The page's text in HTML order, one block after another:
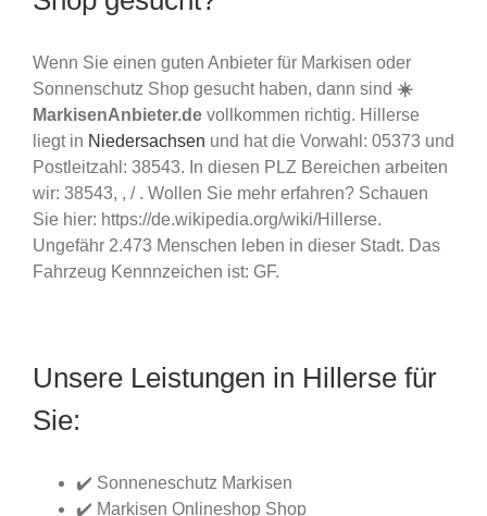
Wenn Sie einen guten Anbieter für Markisen oder
Sonnenschutz Shop gesucht haben, dann sind ☀️
MarkisenAnbieter.de vollkommen richtig. Hillerse
liegt in Niedersachsen und hat die Vorwahl: 05373 und
Postleitzahl: 38543. In diesen PLZ Bereichen arbeiten
wir: 38543, , / . Wollen Sie mehr erfahren? Schauen
Sie hier: https://de.wikipedia.org/wiki/Hillerse.
Ungefähr 2.473 Menschen leben in dieser Stadt. Das
Fahrzeug Kennnzeichen ist: GF.
Unsere Leistungen in Hillerse für
Sie:
✔️ Sonneneschutz Markisen
✔️ Markisen Onlineshop Shop